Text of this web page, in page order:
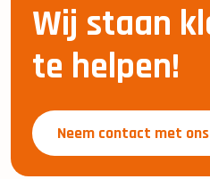
Wij staan
te helpen!
Neem contact met